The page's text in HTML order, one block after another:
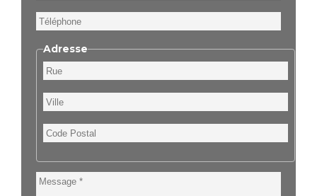
Téléphone
Adresse
Rue
Ville
Code
Postal
Message